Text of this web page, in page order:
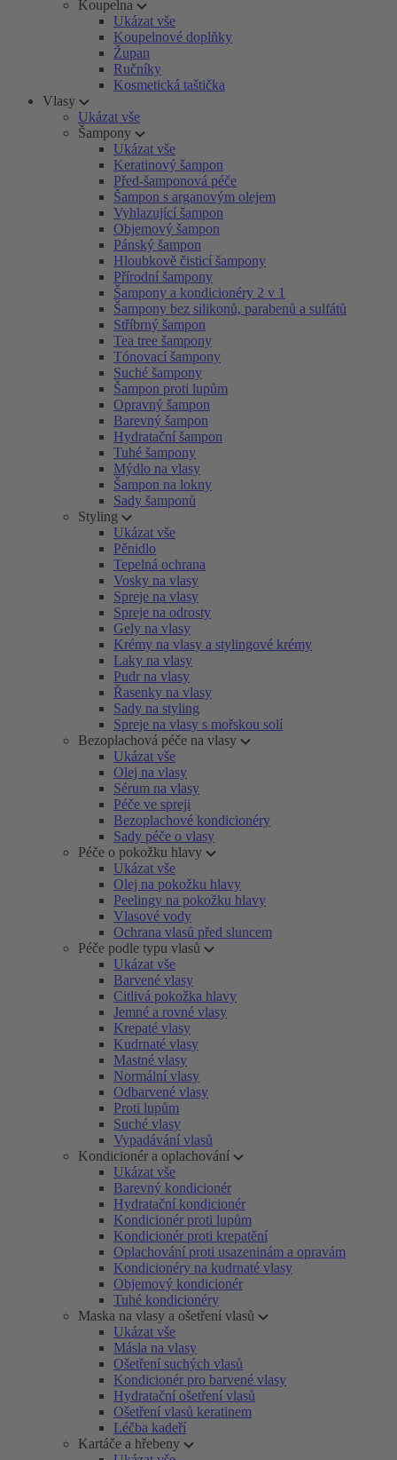
Koupelna
Ukázat vše
Koupelnové doplňky
Župan
Ručníky
Kosmetická taštička
Vlasy
Ukázat vše
Šampony
Ukázat vše
Keratinový šampon
Před-šamponová péče
Šampon s arganovým olejem
Vyhlazující šampon
Objemový šampon
Pánský šampon
Hloubkově čisticí šampony
Přírodní šampony
Šampony a kondicionéry 2 v 1
Šampony bez silikonů, parabenů a sulfátů
Stříbrný šampon
Tea tree šampony
Tónovací šampony
Suché šampony
Šampon proti lupům
Opravný šampon
Barevný šampon
Hydratační šampon
Tuhé šampony
Mýdlo na vlasy
Šampon na lokny
Sady šamponů
Styling
Ukázat vše
Pěnidlo
Tepelná ochrana
Vosky na vlasy
Spreje na vlasy
Spreje na odrosty
Gely na vlasy
Krémy na vlasy a stylingové krémy
Laky na vlasy
Pudr na vlasy
Řasenky na vlasy
Sady na styling
Spreje na vlasy s mořskou solí
Bezoplachová péče na vlasy
Ukázat vše
Olej na vlasy
Sérum na vlasy
Péče ve spreji
Bezoplachové kondicionéry
Sady péče o vlasy
Péče o pokožku hlavy
Ukázat vše
Olej na pokožku hlavy
Peelingy na pokožku hlavy
Vlasové vody
Ochrana vlasů před sluncem
Péče podle typu vlasů
Ukázat vše
Barvené vlasy
Citlivá pokožka hlavy
Jemné a rovné vlasy
Krepaté vlasy
Kudrnaté vlasy
Mastné vlasy
Normální vlasy
Odbarvené vlasy
Proti lupům
Suché vlasy
Vypadávání vlasů
Kondicionér a oplachování
Ukázat vše
Barevný kondicionér
Hydratační kondicionér
Kondicionér proti lupům
Kondicionér proti krepatění
Oplachování proti usazeninám a opravám
Kondicionéry na kudrnaté vlasy
Objemový kondicionér
Tuhé kondicionéry
Maska na vlasy a ošetření vlasů
Ukázat vše
Másla na vlasy
Ošetření suchých vlasů
Kondicionér pro barvené vlasy
Hydratační ošetření vlasů
Ošetření vlasů keratinem
Léčba kadeří
Kartáče a hřebeny